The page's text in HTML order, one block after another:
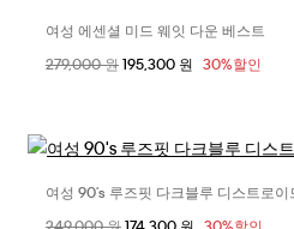
사이즈 선택
2XS
XS
여성 에센셜 미드 웨잇 다운 베스트
할인 전 가격
279,000 원할인된 가격
195,300 원 30%할인
사이즈 선택
여성 90's 루즈핏 다크블루 디스트로이